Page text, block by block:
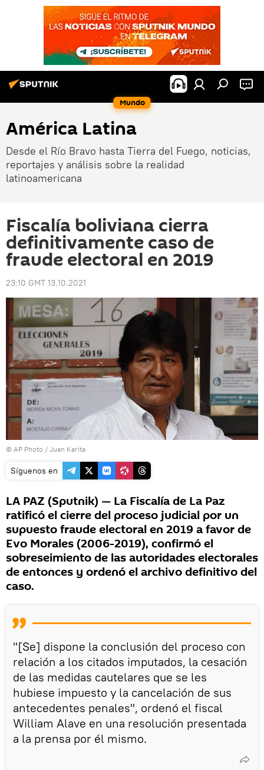
Mundo
América Latina
Desde el Río Bravo hasta Tierra del Fuego, noticias,
reportajes y análisis sobre la realidad
latinoamericana
Fiscalía boliviana cierra
definitivamente caso de
fraude electoral en 2019
23:10 GMT 13.10.2021
© AP Photo / Juan Karita
Síguenos en
LA PAZ (Sputnik) — La Fiscalía de La Paz
ratificó el cierre del proceso judicial por un
supuesto fraude electoral en 2019 a favor de
Evo Morales (2006-2019), confirmó el
sobreseimiento de las autoridades electorales
de entonces y ordenó el archivo definitivo del
caso.
"[Se] dispone la conclusión del proceso con
relación a los citados imputados, la cesación
de las medidas cautelares que se les
hubiese impuesto y la cancelación de sus
antecedentes penales", ordenó el fiscal
William Alave en una resolución presentada
a la prensa por él mismo.